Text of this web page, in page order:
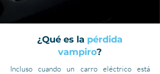
¿Qué es la pérdida
vampiro?
Incluso cuando un carro eléctrico está